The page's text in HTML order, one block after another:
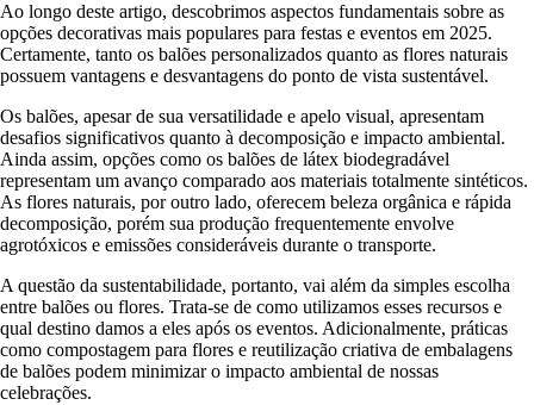
Ao longo deste artigo, descobrimos aspectos fundamentais sobre as
opções decorativas mais populares para festas e eventos em 2025.
Certamente, tanto os balões personalizados quanto as flores naturais
possuem vantagens e desvantagens do ponto de vista sustentável.
Os balões, apesar de sua versatilidade e apelo visual, apresentam
desafios significativos quanto à decomposição e impacto ambiental.
Ainda assim, opções como os balões de látex biodegradável
representam um avanço comparado aos materiais totalmente sintéticos.
As flores naturais, por outro lado, oferecem beleza orgânica e rápida
decomposição, porém sua produção frequentemente envolve
agrotóxicos e emissões consideráveis durante o transporte.
A questão da sustentabilidade, portanto, vai além da simples escolha
entre balões ou flores. Trata-se de como utilizamos esses recursos e
qual destino damos a eles após os eventos. Adicionalmente, práticas
como compostagem para flores e reutilização criativa de embalagens
de balões podem minimizar o impacto ambiental de nossas
celebrações.